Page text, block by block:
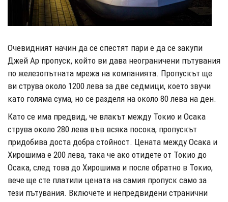
Очевидният начин да се спестят пари е да се закупи
Джей Ар пропуск, който ви дава неограничени пътувания
по железопътната мрежа на компанията. Пропускът ще
ви струва около 1200 лева за две седмици, което звучи
като голяма сума, но се разделя на около 80 лева на ден.
Като се има предвид, че влакът между Токио и Осака
струва около 280 лева във всяка посока, пропускът
придобива доста добра стойност. Цената между Осака и
Хирошима е 200 лева, така че ако отидете от Токио до
Осака, след това до Хирошима и после обратно в Токио,
вече ще сте платили цената на самия пропуск само за
тези пътувания. Включете и непредвидени странични